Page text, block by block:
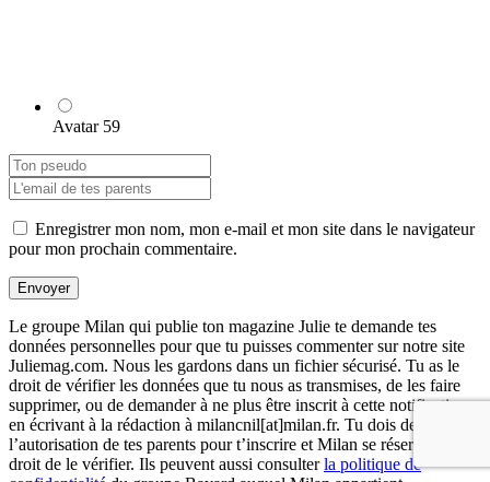
Avatar 59
Enregistrer mon nom, mon e-mail et mon site dans le navigateur
pour mon prochain commentaire.
Envoyer
Le groupe Milan qui publie ton magazine Julie te demande tes
données personnelles pour que tu puisses commenter sur notre site
Juliemag.com. Nous les gardons dans un fichier sécurisé. Tu as le
droit de vérifier les données que tu nous as transmises, de les faire
supprimer, ou de demander à ne plus être inscrit à cette notification,
en écrivant à la rédaction à milancnil[at]milan.fr. Tu dois demander
l’autorisation de tes parents pour t’inscrire et Milan se réserve le
droit de le vérifier. Ils peuvent aussi consulterla politique de